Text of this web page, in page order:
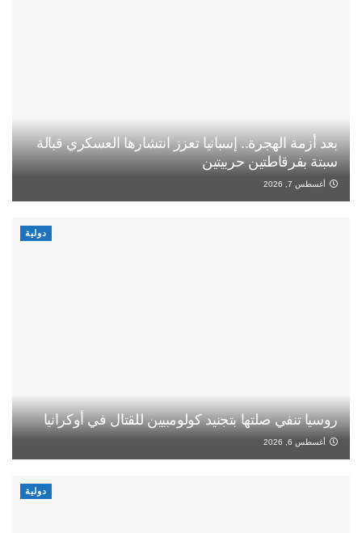
بعد أزمة الهجرة.. إسبانيا تعزز انتشارها العسكري قبالة
سبتة بفرقاطتين حربيتين
أغسطس 7, 2026
دولية
روسيا تنفي صلتها بتجنيد كولومبيين للقتال في أوكرانيا
أغسطس 6, 2026
دولية